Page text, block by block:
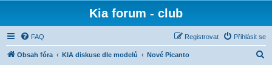
Kia forum - club
FAQ Přihlásit se
Registrovat
Obsah fóra KIA diskuse dle modelů Nové Picanto